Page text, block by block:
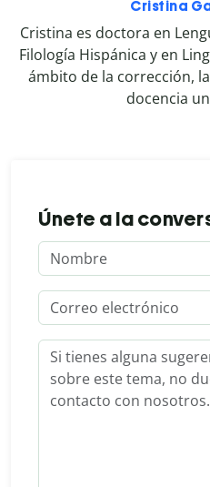
Cristina
Cristina es doctora en
Filología Hispánica y en
ámbito de la corrección,
docencia
Únete a la